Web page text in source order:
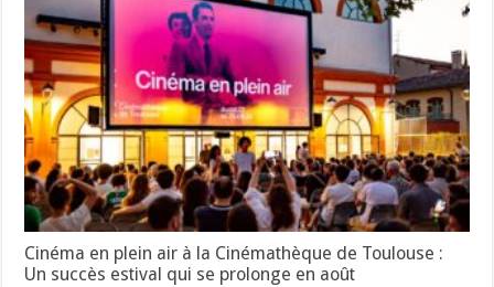
Cinéma en plein air à la Cinémathèque de Toulouse :
Un succès estival qui se prolonge en août